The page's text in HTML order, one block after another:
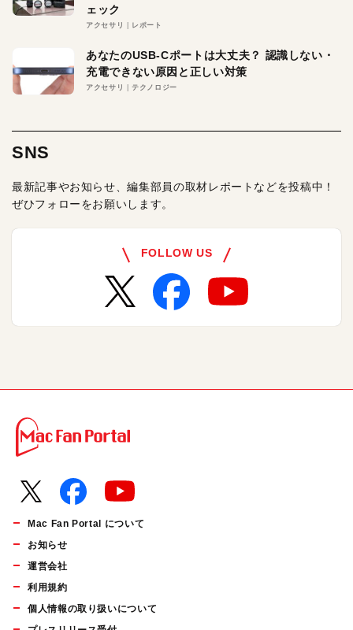
ェック
アクセサリ レポート
あなたのUSB-Cポートは大丈夫？ 認識しない・
充電できない原因と正しい対策
アクセサリ テクノロジー
SNS
最新記事やお知らせ、編集部員の取材レポートなどを投稿中！
ぜひフォローをお願いします。
FOLLOW US
Mac Fan Portal について
お知らせ
運営会社
利用規約
個人情報の取り扱いについて